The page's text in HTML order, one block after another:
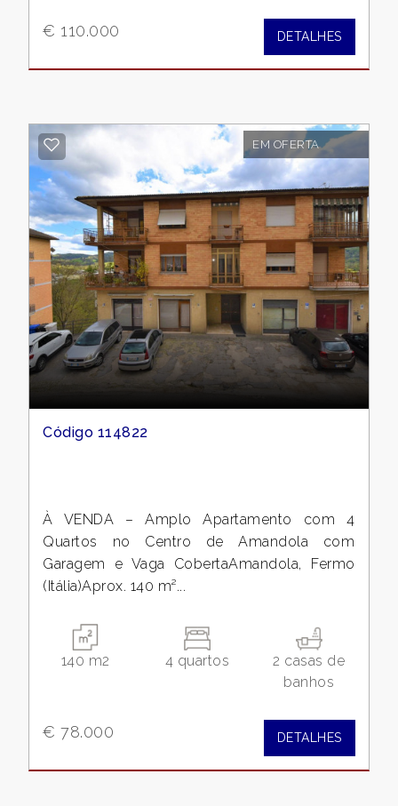
€ 110.000 DETALHES
EM OFERTA
Código 114822
À VENDA – Amplo Apartamento com 4
Quartos no Centro de Amandola com
Garagem e Vaga CobertaAmandola, Fermo
(Itália)Aprox. 140 m²...
140 m2 4 quartos
2 casas de
banhos
€ 78.000 DETALHES